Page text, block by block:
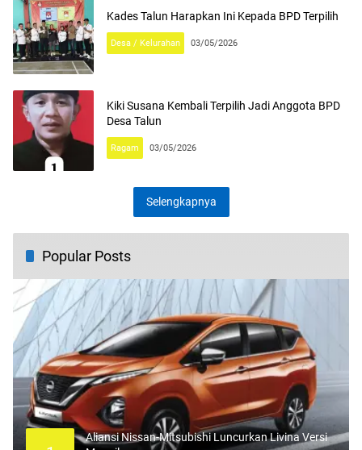
Kades Talun Harapkan Ini Kepada BPD Terpilih
Desa / Kelurahan 03/05/2026
Kiki Susana Kembali Terpilih Jadi Anggota BPD
Desa Talun
Ragam 03/05/2026
Selengkapnya
Popular Posts
Aliansi Nissan-Mitsubishi Luncurkan Livina Versi